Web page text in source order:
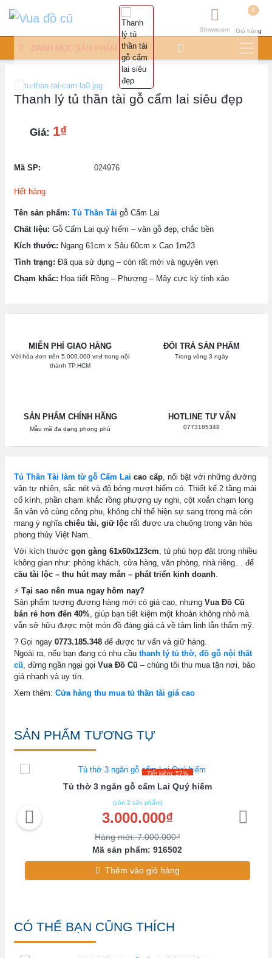
0
Giỏ hàng
Showroom
DANH MỤC SẢN PHẨM
Thanh lý tủ thần tài gỗ cẩm lai siêu đẹp
Giá: 1₫
Mã SP: 024976
Hết hàng
Tên sản phẩm: Tủ Thần Tài gỗ Cẩm Lai
Chất liệu: Gỗ Cẩm Lai quý hiếm – vân gỗ đẹp, chắc bền
Kích thước: Ngang 61cm x Sâu 60cm x Cao 1m23
Tình trạng: Đã qua sử dụng – còn rất mới và nguyên vẹn
Chạm khắc: Họa tiết Rồng – Phượng – Mây cực kỳ tinh xảo
MIỄN PHÍ GIAO HÀNG
Với hóa đơn trên 5.000.000 vnđ trong nội
thành TP.HCM
ĐỔI TRẢ SẢN PHẨM
Trong vòng 3 ngày
SẢN PHẨM CHÍNH HÃNG
Mẫu mã đa dạng phong phú
HOTLINE TƯ VẤN
0773185348
Tủ Thần Tài làm từ gỗ Cẩm Lai cao cấp, nổi bật với những đường
vân tự nhiên, sắc nét và độ bóng mượt hiếm có. Thiết kế 2 tầng mái
cổ kính, phần chạm khắc rồng phượng uy nghi, cột xoắn chạm long
ẩn vân vô cùng công phu, không chỉ thể hiện sự sang trọng mà còn
mang ý nghĩa chiêu tài, giữ lộc rất được ưa chuộng trong văn hóa
phong thủy Việt Nam.
Với kích thước gọn gàng 61x60x123cm, tủ phù hợp đặt trong nhiều
không gian như: phòng khách, cửa hàng, văn phòng, nhà riêng… để
cầu tài lộc – thu hút may mắn – phát triển kinh doanh.
⚡ Tại sao nên mua ngay hôm nay?
Sản phẩm tương đương hàng mới có giá cao, nhưng Vua Đồ Cũ
bán rẻ hơn đến 40%, giúp bạn tiết kiệm một khoản không nhỏ mà
vẫn sở hữu được một món đồ đáng giá cả về tâm linh lẫn thẩm mỹ.
? Gọi ngay 0773.185.348 để được tư vấn và giữ hàng.
Ngoài ra, nếu bạn đang có nhu cầu thanh lý tủ thờ, đồ gỗ nội thất
cũ, đừng ngần ngại gọi Vua Đồ Cũ – chúng tôi thu mua tận nơi, báo
giá nhanh và uy tín.
Xem thêm: Cửa hàng thu mua tủ thần tài giá cao
SẢN PHẨM TƯƠNG TỰ
Tiết kiệm: 57%
Tủ thờ 3 ngăn gỗ cẩm Lai Quý hiếm
(còn 2 sản phẩm)
3.000.000₫
Hàng mới: 7.000.000₫
Mã sản phẩm: 916502
Thêm vào giỏ hàng
CÓ THỂ BẠN CŨNG THÍCH